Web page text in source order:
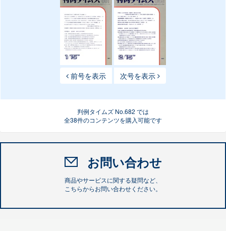
前号を表示 次号を表示
判例タイムズ No.682 では
全38件のコンテンツを購入可能です
お問い合わせ
商品やサービスに関する疑問など、
こちらからお問い合わせください。